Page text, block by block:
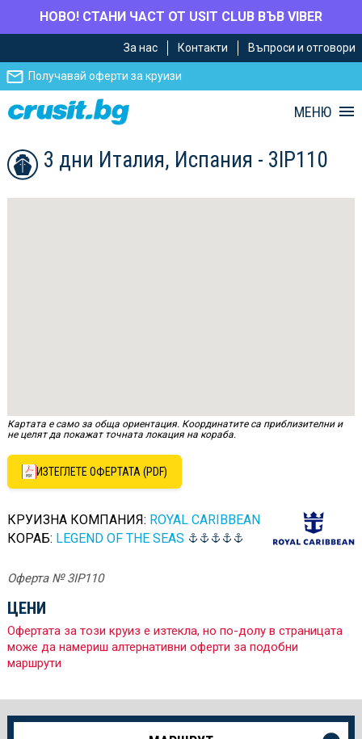
НОВО! СТАНИ ЧАСТ ОТ USIT CLUB ВЪВ VIBER
главното
съдържание
Навигацията
За нас Контакти Въпроси и отговори
Получавай оферти за круизи
МЕНЮ
3 дни Италия, Испания - 3IP110
Картата е само за обща ориентация. Координатите са приблизителни и
не целят да покажат точната локация на кораба.
ИЗТЕГЛЕТЕ ОФЕРТАТА (PDF)
КРУИЗНА КОМПАНИЯ: ROYAL CARIBBEAN
КОРАБ: LEGEND OF THE SEAS
Оферта № 3IP110
ЦЕНИ
Офертата за този круиз е изтекла, но по-долу в страницата
може да намериш алтернативни оферти за подобни
маршрути
Още